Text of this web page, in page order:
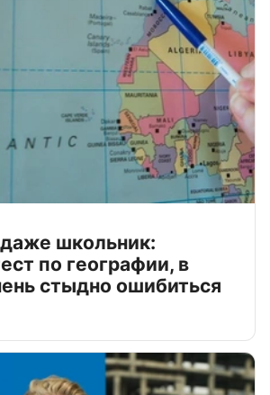
школьник:
по географии, в
стыдно ошибиться